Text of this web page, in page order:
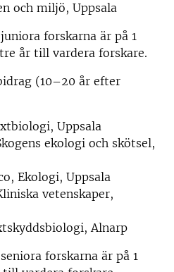
och miljö, Uppsala
forskarna är på 1
år till vardera forskare.
(10–20 år efter
Uppsala
ekologi och skötsel,
Ekologi, Uppsala
vetenskaper,
Alnarp
forskarna är på 1